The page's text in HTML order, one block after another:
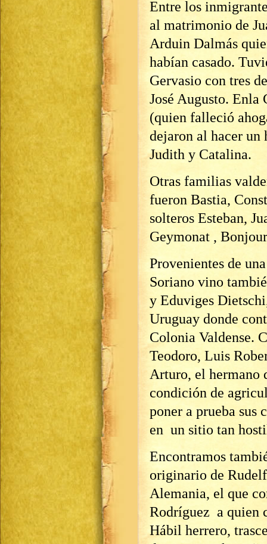
Entre los
al matrimonio de
Arduin Dalmás
habían casado.
Gervasio con tres
José Augusto.
(quien falleció
dejaron al hacer
Judith y Catalina.
Otras familias
fueron Bastia,
solteros Esteban,
Geymonat ,
Provenientes de
Soriano vino
y Eduviges
Uruguay donde
Colonia Valdense.
Teodoro, Luis
Arturo, el hermano
condición de
poner a prueba sus
en un sitio tan
Encontramos
originario de
Alemania, el que
Rodríguez a quien
Hábil herrero,